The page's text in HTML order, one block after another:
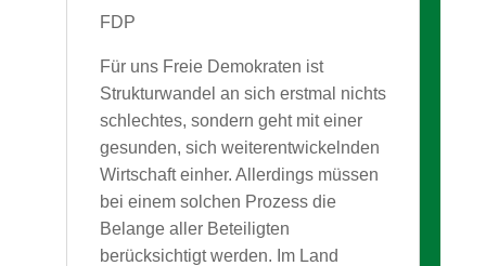
FDP
Für uns Freie Demokraten ist
Strukturwandel an sich erstmal nichts
schlechtes, sondern geht mit einer
gesunden, sich weiterentwickelnden
Wirtschaft einher. Allerdings müssen
bei einem solchen Prozess die
Belange aller Beteiligten
berücksichtigt werden. Im Land